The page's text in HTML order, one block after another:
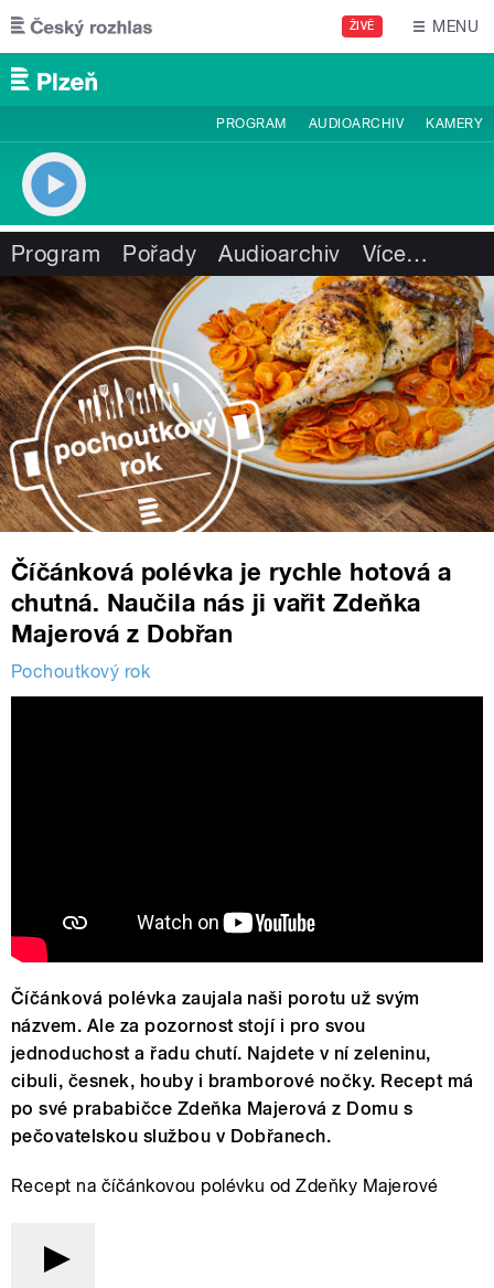
Přejít k hlavnímu obsahu
ŽIVĚ MENU
PROGRAM AUDIOARCHIV KAMERY
Program Pořady Audioarchiv Více…
Číčánková polévka je rychle hotová a
chutná. Naučila nás ji vařit Zdeňka
Majerová z Dobřan
Pochoutkový rok
Číčánková polévka zaujala naši porotu už svým
názvem. Ale za pozornost stojí i pro svou
jednoduchost a řadu chutí. Najdete v ní zeleninu,
cibuli, česnek, houby i bramborové nočky. Recept má
po své prababičce Zdeňka Majerová z Domu s
pečovatelskou službou v Dobřanech.
Recept na číčánkovou polévku od Zdeňky Majerové